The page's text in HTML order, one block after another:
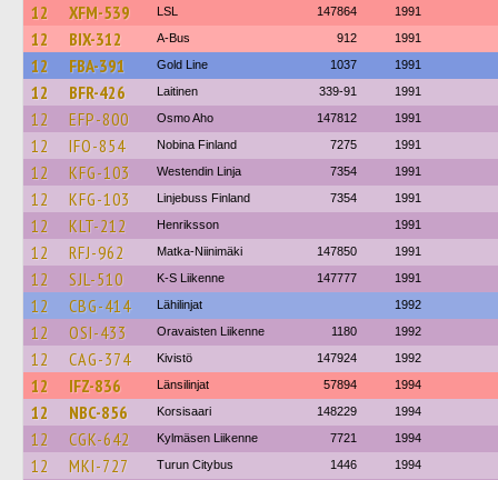
12 XFM-539 LSL 147864 1991
12 BIX-312 A-Bus 912 1991
12 FBA-391 Gold Line 1037 1991
12 BFR-426 Laitinen 339-91 1991
12 EFP-800 Osmo Aho 147812 1991
12 IFO-854 Nobina Finland 7275 1991
12 KFG-103 Westendin Linja 7354 1991
12 KFG-103 Linjebuss Finland 7354 1991
12 KLT-212 Henriksson 1991
12 RFJ-962 Matka-Niinimäki 147850 1991
12 SJL-510 K-S Liikenne 147777 1991
12 CBG-414 Lähilinjat 1992
12 OSI-433 Oravaisten Liikenne 1180 1992
12 CAG-374 Kivistö 147924 1992
12 IFZ-836 Länsilinjat 57894 1994
12 NBC-856 Korsisaari 148229 1994
12 CGK-642 Kylmäsen Liikenne 7721 1994
12 MKI-727 Turun Citybus 1446 1994